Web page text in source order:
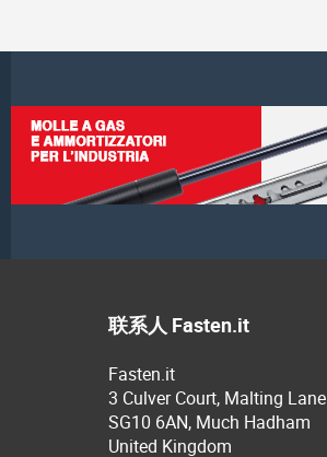
联系人 Fasten.it
Fasten.it
3 Culver Court, Malting Lane
SG10 6AN, Much Hadham
United Kingdom